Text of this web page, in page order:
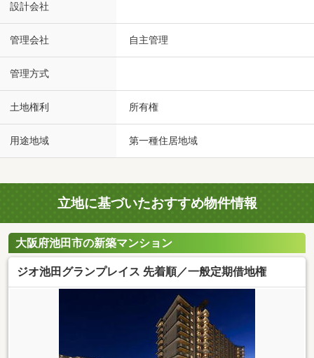
設計会社
管理会社 自主管理
管理方式
土地権利 所有権
用途地域 第一種住居地域
立地に基づいたおすすめ物件情報
大阪府池田市の新築マンション
ジオ池田グランプレイス 先着順／一般定期借地権